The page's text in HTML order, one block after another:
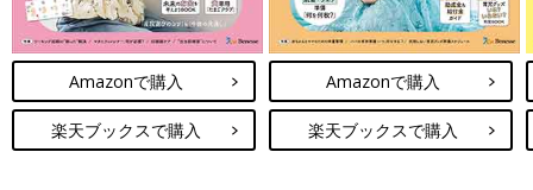
Amazonで購入
楽天ブックスで購入
Amazonで購入
楽天ブックスで購入